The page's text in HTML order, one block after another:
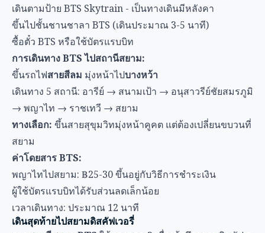
ทางเลือก:ขึ้นสายสุขุมวิทมุ่งหน้าคูคต แต่ต้องเปลี่ยนขบวนที่
สยาม
ค่าโดยสาร BTS:
พญาไทไปสยาม: ฿25-30 ขึ้นอยู่กับวิธีการชำระเงิน
ผู้ใช้บัตรแรบบิทได้รับส่วนลดเล็กน้อย
เวลาเดินทาง: ประมาณ 12 นาที
เดินสุดท้ายไปสยามดิสคัฟเวอรี่
สถานีสยาม BTS
ใช้ทางออก 2 เพื่อเข้าถึงสยามดิสคัฟเว